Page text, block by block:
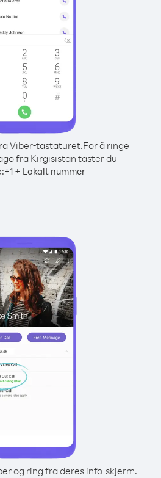
Viber-tastaturet.For å ringe
fra Kirgisistan taster du
+1 + Lokalt nummer
og ring fra deres info-skjerm.